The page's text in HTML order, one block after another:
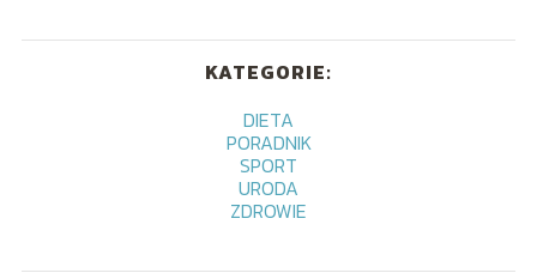
KATEGORIE:
DIETA
PORADNIK
SPORT
URODA
ZDROWIE